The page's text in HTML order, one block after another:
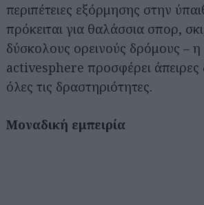
περιπέτειες εξόρμησης στην
πρόκειται για θαλάσσια σπορ,
δύσκολους ορεινούς δρόμους – η
activesphere προσφέρει άπειρες
όλες τις δραστηριότητες.
Μοναδική εμπειρία